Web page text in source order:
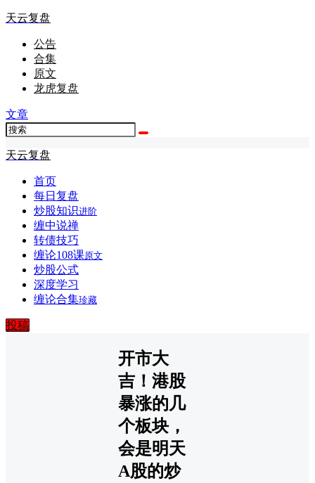
天云复盘
公告
合集
原文
龙虎复盘
文章
天云复盘
首页
每日复盘
炒股知识进阶
缠中说禅
转债技巧
缠论108课原文
炒股公式
深度学习
缠论合集珍藏
投稿
开市大
吉！港股
暴涨的几
个板块，
会是明天
A股的炒